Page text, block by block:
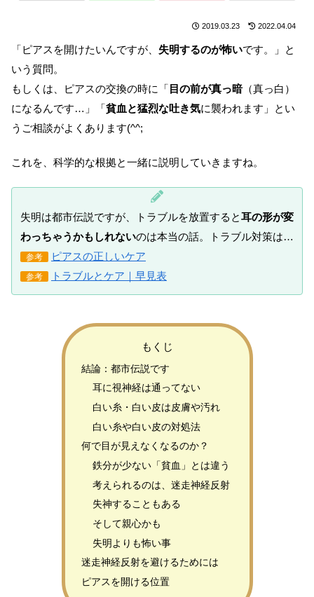
2019.03.23 2022.04.04
「ピアスを開けたいんですが、 失明するのが怖いです。」と
いう質問。
もしくは、ピアスの交換の時に「 目の前が真っ暗（真っ白）
になるんです…」「貧血と猛烈な吐き気に襲われます」とい
うご相談がよくあります(^^;
これを、科学的な根拠と一緒に説明していきますね。
失明は都市伝説ですが、トラブルを放置すると耳の形が変
わっちゃうかもしれないのは本当の話。トラブル対策は…
参考 ピアスの正しいケア
参考 トラブルとケア｜早見表
もくじ
結論：都市伝説です
耳に視神経は通ってない
白い糸・白い皮は皮膚や汚れ
白い糸や白い皮の対処法
何で目が見えなくなるのか？
鉄分が少ない「貧血」とは違う
考えられるのは、迷走神経反射
失神することもある
そして親心かも
失明よりも怖い事
迷走神経反射を避けるためには
ピアスを開ける位置